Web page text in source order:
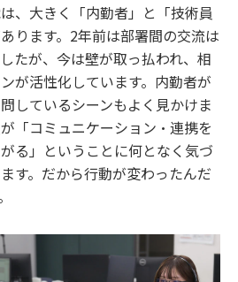
、大きく「内勤者」と「技術員
ります。2年前は部署間の交流は
たが、今は壁が取っ払われ、相
が活性化しています。内勤者が
しているシーンもよく見かけま
「コミュニケーション・連携を
る」ということに何となく気づ
す。だから行動が変わったんだ